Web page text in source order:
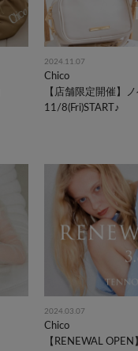
2024.11.07
Chico
【店舗限定開催】
11/8(Fri)START♪
2024.03.07
Chico
【RENEWAL